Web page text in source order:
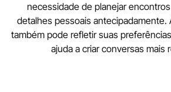
necessidade de planejar
detalhes pessoais antecipadamente.
também pode refletir suas
ajuda a criar conversas mais